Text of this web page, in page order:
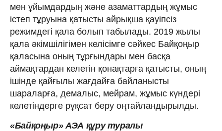
мен ұйымдардың және азаматтардың жұмыс
істеп тұруына қатысты айрықша қауіпсіз
режимдегі қала болып табылады. 2019 жылы
қала әкімшілігімен келісімге сәйкес Байқоңыр
қаласына оның тұрғындары мен басқа
аймақтардан келетін қонақтарға қатысты, оның
ішінде қайғылы жағдайға байланысты
шараларға, демалыс, мейрам, жұмыс күндері
келетіндерге рұқсат беру оңтайландырылды.
«Байқоңыр» АЭА құру туралы